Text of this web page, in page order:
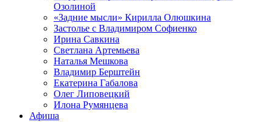
Озолиной
«Задние мысли» Кирилла Олюшкина
Застолье с Владимиром Софиенко
Ирина Савкина
Светлана Артемьева
Наталья Мешкова
Владимир Берштейн
Екатерина Габалова
Олег Липовецкий
Илона Румянцева
Афиша